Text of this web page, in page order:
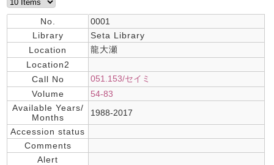
No.
0001
Library
Seta Library
Location
龍大瀬
Location2
Call No
051.153/セイミ
Volume
54-83
Available Years/
Months
1988-2017
Accession status
Comments
Alert